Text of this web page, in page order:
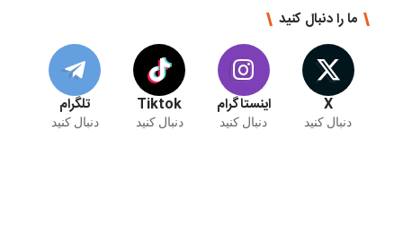
ما را دنبال کنید
X
دنبال کنید
اینستاگرام
دنبال کنید
Tiktok
دنبال کنید
تلگرام
دنبال کنید